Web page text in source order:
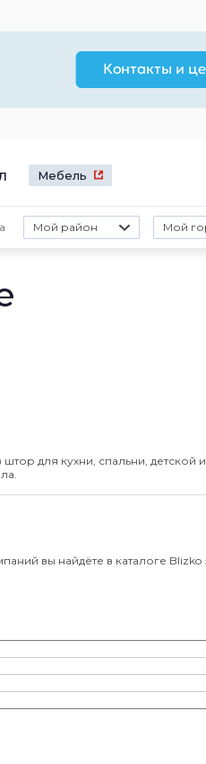
Мебель
Мой район Мой
для кухни, спальни, детской
вы найдёте в каталоге Blizko